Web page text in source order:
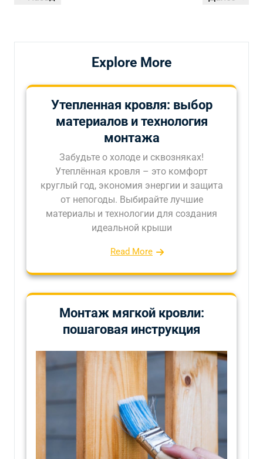
Explore More
Утепленная кровля: выбор
материалов и технология
монтажа
Забудьте о холоде и сквозняках!
Утеплённая кровля – это комфорт
круглый год, экономия энергии и защита
от непогоды. Выбирайте лучшие
материалы и технологии для создания
идеальной крыши
Read More
Монтаж мягкой кровли:
пошаговая инструкция